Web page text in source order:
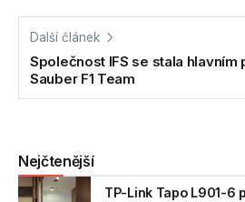
Další článek
Společnost IFS se stala hlavním
Sauber F1 Team
Nejčtenější
TP-Link Tapo L901-6